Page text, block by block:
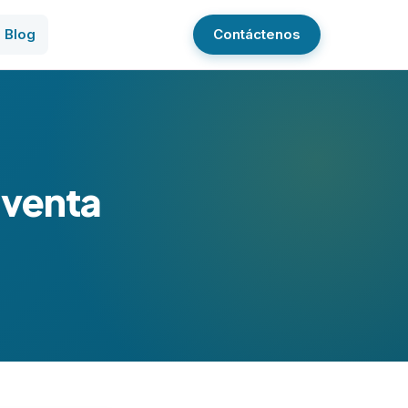
Blog Contáctenos